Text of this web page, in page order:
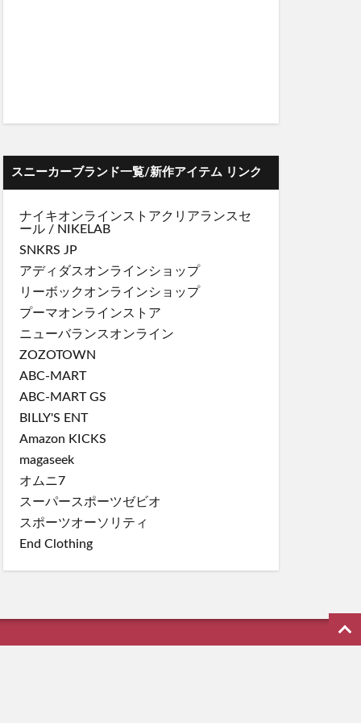
スニーカーブランド一覧/新作アイテム リンク
ナイキオンラインストアクリアランスセ
ール / NIKELAB
SNKRS JP
アディダスオンラインショップ
リーボックオンラインショップ
プーマオンラインストア
ニューバランスオンライン
ZOZOTOWN
ABC-MART
ABC-MART GS
BILLY'S ENT
Amazon KICKS
magaseek
オムニ7
スーパースポーツゼビオ
スポーツオーソリティ
End Clothing